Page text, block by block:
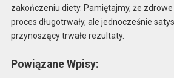
zakończeniu diety. Pamiętajmy, że
proces długotrwały, ale jednocześnie
przynoszący trwałe rezultaty.
Powiązane Wpisy: